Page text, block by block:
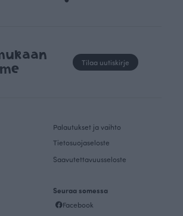
Tilaa uutiskirje
Palautukset ja vaihto
Tietosuojaseloste
Saavutettavuusseloste
Seuraa somessa
Facebook